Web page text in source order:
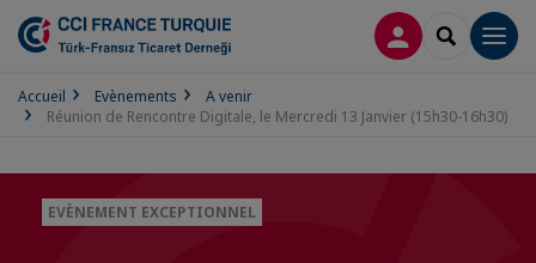
CONNEXION
Accueil Evènements
A venir
Réunion de Rencontre Digitale, le Mercredi 13 Janvier (15h30-16h30)
EVÈNEMENT EXCEPTIONNEL